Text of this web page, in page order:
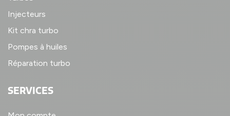
Injecteurs
Kit chra turbo
Pompes à huiles
Réparation turbo
SERVICES